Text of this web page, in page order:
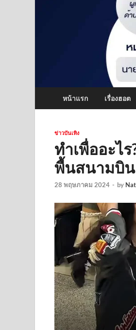
หน้าแรก เรื่องฮอต
ข่าวบันเทิง
ทำเพื่ออะไ
พื้นสนามบิน
28 พฤษภาคม 2024 - by